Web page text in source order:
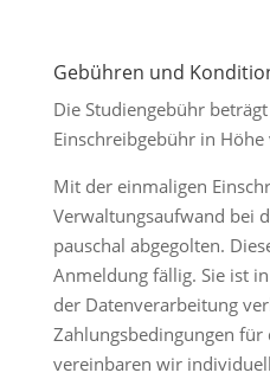
Gebühren und
Die Studiengebühr
Einschreibgebühr in
Mit der einmaligen
Verwaltungsaufwand bei
pauschal abgegolten.
Anmeldung fällig. Sie ist
der Datenverarbeitung
Zahlungsbedingungen für
vereinbaren wir